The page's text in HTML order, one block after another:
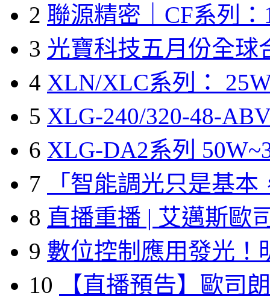
2 聯源精密｜CF系列：
3 光寶科技五月份全球
4 XLN/XLC系列：
5 XLG-240/320-48-
6 XLG-DA2系列
7
「智能調光只是基本
8 直播重播 | 艾邁斯歐
9 數位控制應用發光！
10
【直播預告】歐司